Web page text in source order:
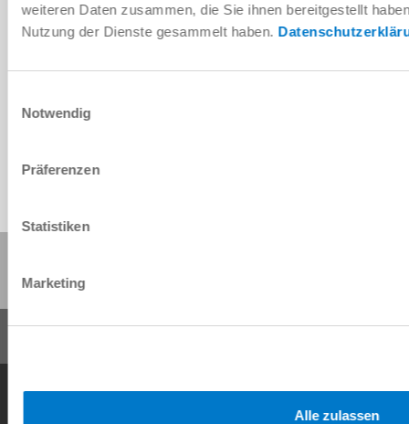
weiteren Daten zusammen, die Sie ihnen bereitgestellt
Nutzung der Dienste gesammelt haben.
Notwendig
Präferenzen
Statistiken
Marketing
Alle zulassen
Download CAD data